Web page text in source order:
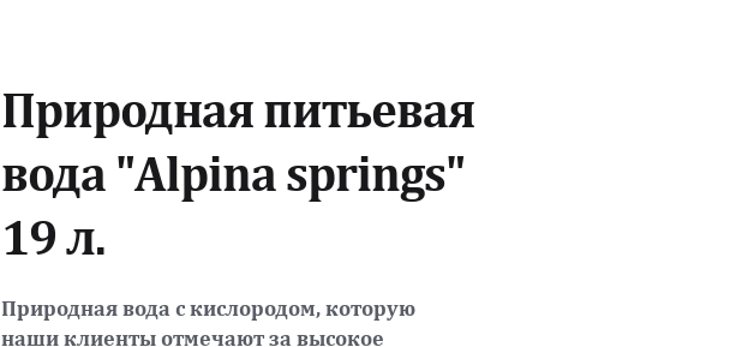
Природная питьевая
вода "Alpina springs"
19 л.
Природная вода с кислородом, которую
наши клиенты отмечают за высокое